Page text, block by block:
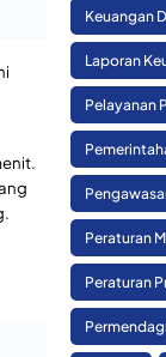
Keuangan
Laporan
Pelayanan
Peraturan
Peraturan